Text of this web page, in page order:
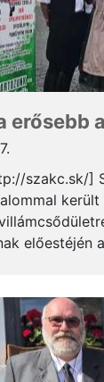
erősebb
szakc.sk/]
előestéjén